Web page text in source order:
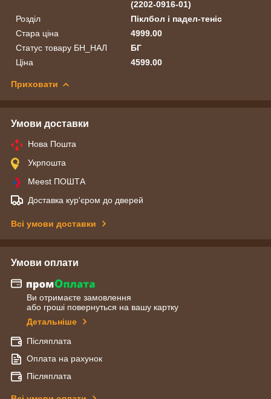
(2202-0916-01)
Розділ
Піклбол і падел-теніс
Стара ціна
4999.00
Статус товару БН_НАЛ
БГ
Ціна
4599.00
Приховати
Умови доставки
Нова Пошта
Укрпошта
Meest ПОШТА
Доставка кур'єром до дверей
Всі умови доставки
Умови оплати
Ви отримаєте замовлення
або гроші повернуться на вашу картку
Детальніше
Післяплата
Оплата на рахунок
Післяплата